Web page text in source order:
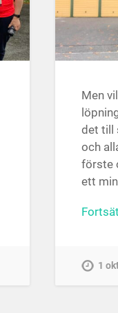
Men
det till
och
förste
ett
1